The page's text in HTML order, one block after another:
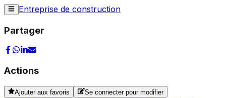
Entreprise de construction
Partager
Actions
Ajouter aux favoris Se connecter pour modifier